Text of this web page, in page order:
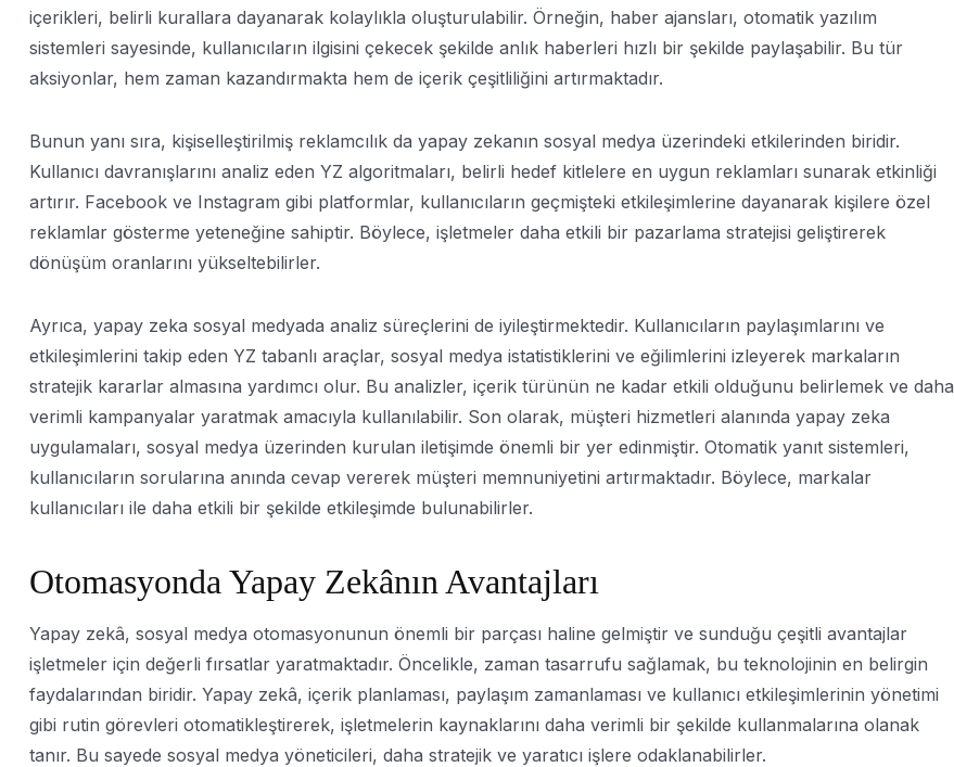
içerikleri, belirli kurallara dayanarak kolaylıkla oluşturulabilir. Örneğin, haber ajansları, otomatik yazılım
sistemleri sayesinde, kullanıcıların ilgisini çekecek şekilde anlık haberleri hızlı bir şekilde paylaşabilir. Bu tür
aksiyonlar, hem zaman kazandırmakta hem de içerik çeşitliliğini artırmaktadır.
Bunun yanı sıra, kişiselleştirilmiş reklamcılık da yapay zekanın sosyal medya üzerindeki etkilerinden biridir.
Kullanıcı davranışlarını analiz eden YZ algoritmaları, belirli hedef kitlelere en uygun reklamları sunarak etkinliği
artırır. Facebook ve Instagram gibi platformlar, kullanıcıların geçmişteki etkileşimlerine dayanarak kişilere özel
reklamlar gösterme yeteneğine sahiptir. Böylece, işletmeler daha etkili bir pazarlama stratejisi geliştirerek
dönüşüm oranlarını yükseltebilirler.
Ayrıca, yapay zeka sosyal medyada analiz süreçlerini de iyileştirmektedir. Kullanıcıların paylaşımlarını ve
etkileşimlerini takip eden YZ tabanlı araçlar, sosyal medya istatistiklerini ve eğilimlerini izleyerek markaların
stratejik kararlar almasına yardımcı olur. Bu analizler, içerik türünün ne kadar etkili olduğunu belirlemek ve daha
verimli kampanyalar yaratmak amacıyla kullanılabilir. Son olarak, müşteri hizmetleri alanında yapay zeka
uygulamaları, sosyal medya üzerinden kurulan iletişimde önemli bir yer edinmiştir. Otomatik yanıt sistemleri,
kullanıcıların sorularına anında cevap vererek müşteri memnuniyetini artırmaktadır. Böylece, markalar
kullanıcıları ile daha etkili bir şekilde etkileşimde bulunabilirler.
Otomasyonda Yapay Zekânın Avantajları
Yapay zekâ, sosyal medya otomasyonunun önemli bir parçası haline gelmiştir ve sunduğu çeşitli avantajlar
işletmeler için değerli fırsatlar yaratmaktadır. Öncelikle, zaman tasarrufu sağlamak, bu teknolojinin en belirgin
faydalarından biridir. Yapay zekâ, içerik planlaması, paylaşım zamanlaması ve kullanıcı etkileşimlerinin yönetimi
gibi rutin görevleri otomatikleştirerek, işletmelerin kaynaklarını daha verimli bir şekilde kullanmalarına olanak
tanır. Bu sayede sosyal medya yöneticileri, daha stratejik ve yaratıcı işlere odaklanabilirler.